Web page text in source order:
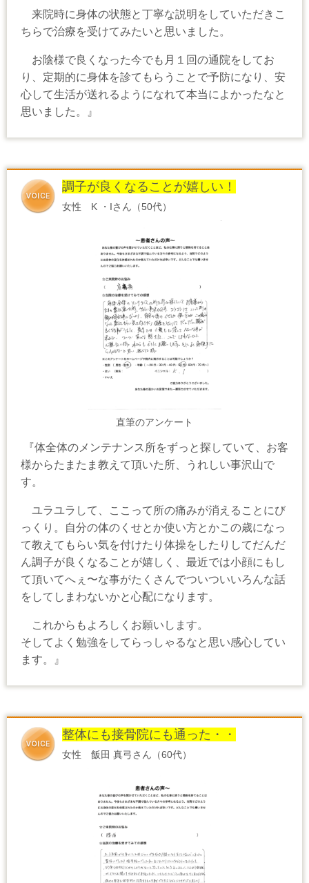
来院時に身体の状態と丁寧な説明をしていただきこ
ちらで治療を受けてみたいと思いました。
お陰様で良くなった今でも月１回の通院をしてお
り、定期的に身体を診てもらうことで予防になり、安
心して生活が送れるようになれて本当によかったなと
思いました。』
調子が良くなることが嬉しい！
女性 K ・Iさん（50代）
直筆のアンケート
『体全体のメンテナンス所をずっと探していて、お客
様からたまたま教えて頂いた所、うれしい事沢山で
す。
ユラユラして、ここって所の痛みが消えることにび
っくり。自分の体のくせとか使い方とかこの歳になっ
て教えてもらい気を付けたり体操をしたりしてだんだ
ん調子が良くなることが嬉しく、最近では小顔にもし
て頂いてへぇ〜な事がたくさんでついついいろんな話
をしてしまわないかと心配になります。
これからもよろしくお願いします。
そしてよく勉強をしてらっしゃるなと思い感心してい
ます。』
整体にも接骨院にも通った・・
女性 飯田 真弓さん（60代）